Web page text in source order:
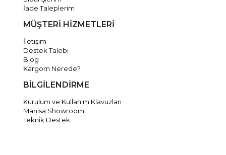
İade Taleplerim
MÜŞTERİ HİZMETLERİ
İletişim
Destek Talebi
Blog
Kargom Nerede?
BİLGİLENDİRME
Kurulum ve Kullanım Klavuzları
Manisa Showroom
Teknik Destek